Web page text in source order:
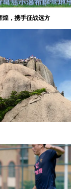
煌，携手征战远方